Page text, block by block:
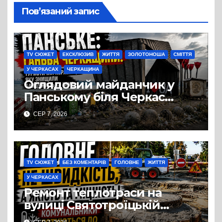
Пов’язаний запис
TV СЮЖЕТ ЕКСКЛЮЗИВ ЖИТТЯ ЗОЛОТОНОША СМІТТЯ
У ЧЕРКАСАХ ЧЕРКАЩИНА
Оглядовий майданчик у
Панському біля Черкас
перетворився на занедбане
сміттєзвалище
СЕР 7, 2026
TV СЮЖЕТ БЕЗ КОМЕНТАРІВ ГОЛОВНЕ ЖИТТЯ
У ЧЕРКАСАХ
Ремонт теплотраси на
вулиці Святотроїцькій
затягнувся порівняно із